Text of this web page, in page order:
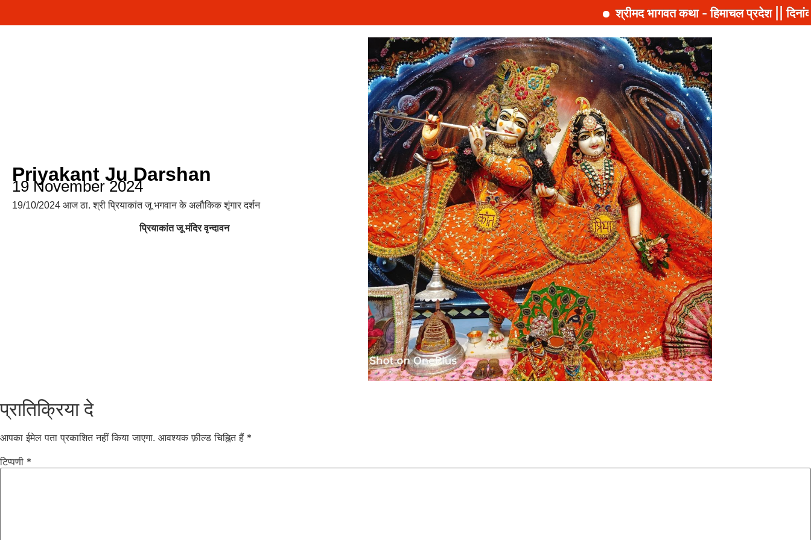
श्रीमद भागवत कथा - हिमाचल प्रदेश ||
Priyakant Ju Darshan
19 November 2024
19/10/2024 आज ठा. श्री प्रियाकांत जू भगवान के अलौकिक शृंगार दर्शन
प्रियाकांत जू मंदिर वृन्दावन
प्रातिक्रिया दे
आपका ईमेल पता प्रकाशित नहीं किया जाएगा. आवश्यक फ़ील्ड चिह्नित हैं *
टिप्पणी *